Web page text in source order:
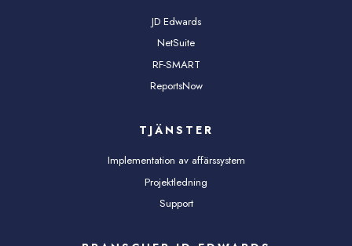
JD Edwards
NetSuite
RF-SMART
ReportsNow
TJÄNSTER
Implementation av affärssystem
Projektledning
Support